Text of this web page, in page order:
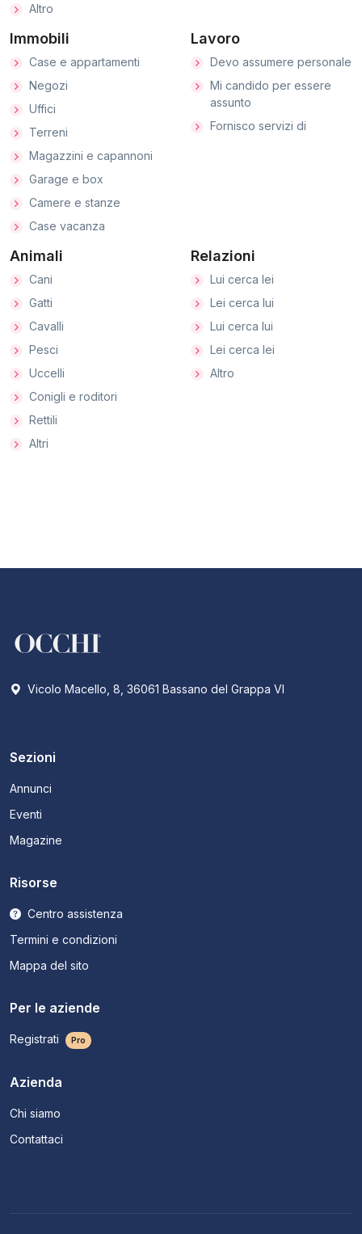
Altro
Immobili
Case e appartamenti
Negozi
Uffici
Terreni
Magazzini e capannoni
Garage e box
Camere e stanze
Case vacanza
Lavoro
Devo assumere personale
Mi candido per essere
assunto
Fornisco servizi di
Animali
Cani
Gatti
Cavalli
Pesci
Uccelli
Conigli e roditori
Rettili
Altri
Relazioni
Lui cerca lei
Lei cerca lui
Lui cerca lui
Lei cerca lei
Altro
Vicolo Macello, 8, 36061 Bassano del Grappa VI
Sezioni
Annunci
Eventi
Magazine
Risorse
Centro assistenza
Termini e condizioni
Mappa del sito
Per le aziende
Registrati Pro
Azienda
Chi siamo
Contattaci